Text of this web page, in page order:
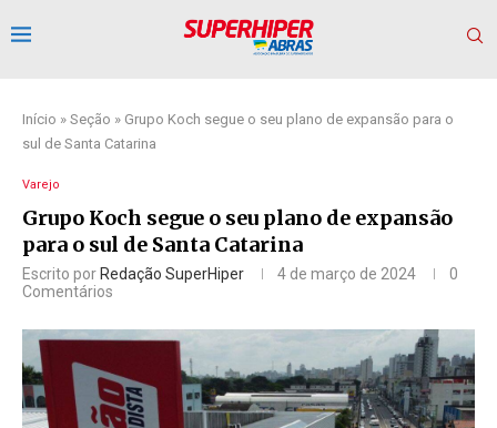
Início » Seção » Grupo Koch segue o seu plano de expansão para o
sul de Santa Catarina
Varejo
Grupo Koch segue o seu plano de expansão
para o sul de Santa Catarina
Escrito porRedação SuperHiper 4 de março de 2024
0
Comentários